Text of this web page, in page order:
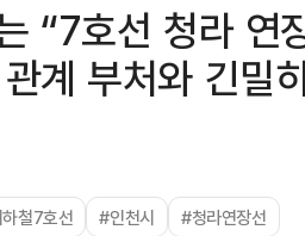
“7호선 청라 연
계 부처와 긴밀
철7호선 #인천시 #청라연장선